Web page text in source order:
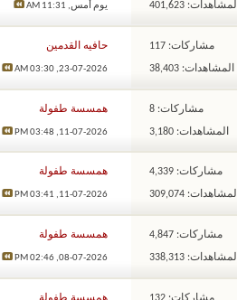
المشاهدات: 401,623 يوم أمس, 11:31 AM
مشاركات: 117
المشاهدات: 38,403
حافيه القدمين
23-07-2026,
03:30 AM
مشاركات: 8
المشاهدات: 3,180
همسسة طفولة
11-07-2026,
03:48 PM
مشاركات: 4,339
المشاهدات: 309,074
همسسة طفولة
11-07-2026,
03:41 PM
مشاركات: 4,847
المشاهدات: 338,313
همسسة طفولة
08-07-2026,
02:46 PM